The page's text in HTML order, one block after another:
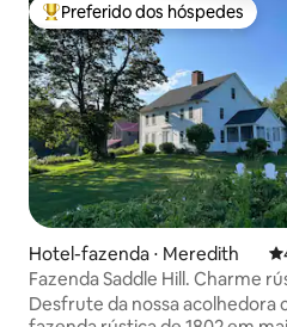
Entre os melhores preferidos
Preferido dos hóspedes
Hotel-fazenda ⋅ Meredith
Fazenda Saddle Hill. Charme
Animais de fazenda!
Desfrute da nossa acolhedora